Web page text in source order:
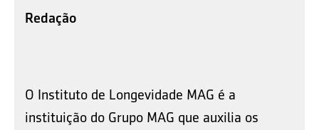
Redação
O Instituto de Longevidade MAG é a
instituição do Grupo MAG que auxilia os